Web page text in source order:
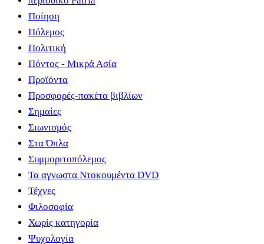
Ποίηση
Πόλεμος
Πολιτική
Πόντος - Μικρά Ασία
Προϊόντα
Προσφορές-πακέτα βιβλίων
Σημαίες
Σιωνισμός
Στα Όπλα
Συμμοριτοπόλεμος
Τα αγνωστα Ντοκουμέντα DVD
Τέχνες
Φιλοσοφία
Χωρίς κατηγορία
Ψυχολογία